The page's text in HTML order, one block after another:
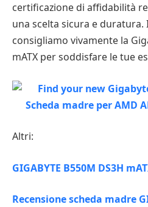
certificazione di affidabilità
una scelta sicura e duratura.
consigliamo vivamente la
mATX per soddisfare le tue
Altri:
GIGABYTE B550M DS3H
Recensione scheda madre